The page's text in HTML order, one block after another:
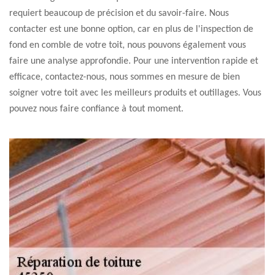
requiert beaucoup de précision et du savoir-faire. Nous
contacter est une bonne option, car en plus de l'inspection de
fond en comble de votre toit, nous pouvons également vous
faire une analyse approfondie. Pour une intervention rapide et
efficace, contactez-nous, nous sommes en mesure de bien
soigner votre toit avec les meilleurs produits et outillages. Vous
pouvez nous faire confiance à tout moment.